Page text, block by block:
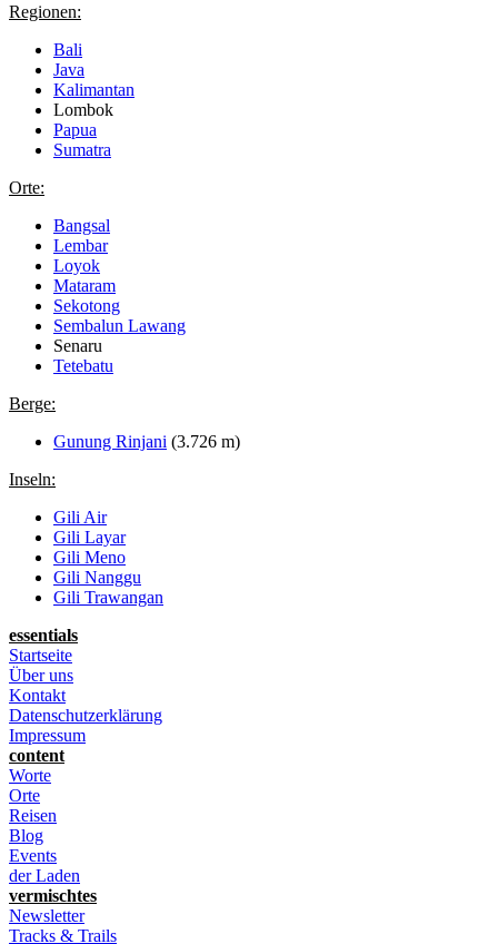
Regionen:
Bali
Java
Kalimantan
Lombok
Papua
Sumatra
Orte:
Bangsal
Lembar
Loyok
Mataram
Sekotong
Sembalun Lawang
Senaru
Tetebatu
Berge:
Gunung Rinjani (3.726 m)
Inseln:
Gili Air
Gili Layar
Gili Meno
Gili Nanggu
Gili Trawangan
essentials
Startseite
Über uns
Kontakt
Datenschutzerklärung
Impressum
content
Worte
Orte
Reisen
Blog
Events
der Laden
vermischtes
Newsletter
Tracks & Trails